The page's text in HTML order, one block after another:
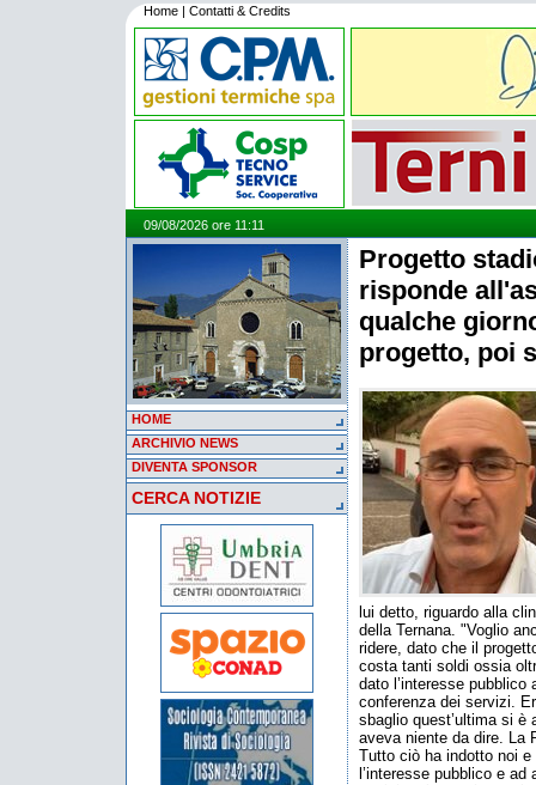
Home | Contatti & Credits
09/08/2026 ore 11:11
HOME
ARCHIVIO NEWS
DIVENTA SPONSOR
CERCA NOTIZIE
Progetto
risponde
qualche
progetto, poi
lui detto, riguardo alla
della Ternana. "Voglio
ridere, dato che il
costa tanti soldi ossia
dato l’interesse
conferenza dei servizi.
sbaglio quest’ultima si è
aveva niente da dire. La
Tutto ciò ha indotto noi e
l’interesse pubblico e